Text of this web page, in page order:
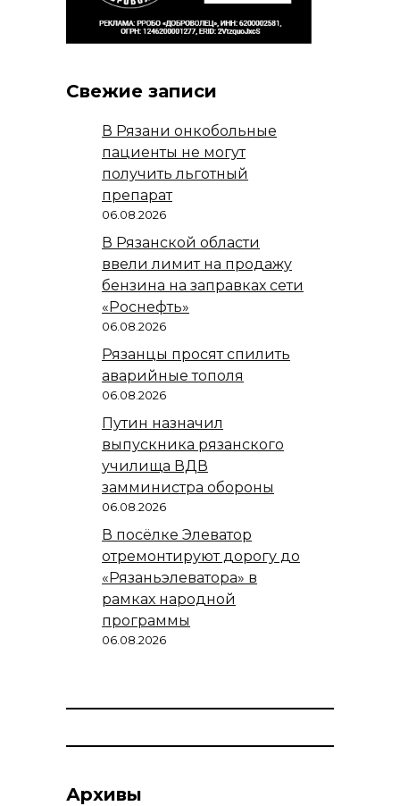
Свежие записи
В Рязани онкобольные
пациенты не могут
получить льготный
препарат
06.08.2026
В Рязанской области
ввели лимит на продажу
бензина на заправках сети
«Роснефть»
06.08.2026
Рязанцы просят спилить
аварийные тополя
06.08.2026
Путин назначил
выпускника рязанского
училища ВДВ
замминистра обороны
06.08.2026
В посёлке Элеватор
отремонтируют дорогу до
«Рязаньэлеватора» в
рамках народной
программы
06.08.2026
Архивы